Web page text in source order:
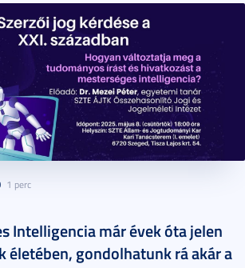
1 perc
Intelligencia már évek óta jelen
életében, gondolhatunk rá akár a